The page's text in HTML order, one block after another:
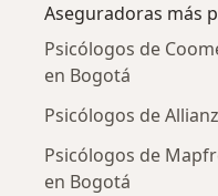
Aseguradoras más
Psicólogos de
en Bogotá
Psicólogos de
Psicólogos de
en Bogotá